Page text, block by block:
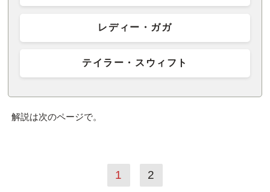
レディー・ガガ
テイラー・スウィフト
解説は次のページで。
1 2